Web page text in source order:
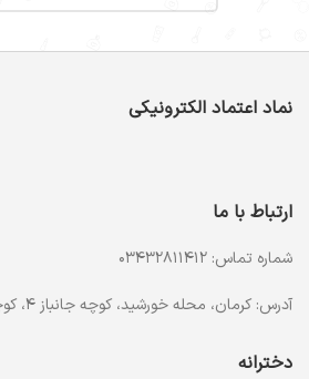
نماد اعتماد الکترونیکی
ارتباط با ما
شماره تماس: 03432811412
آدرس: کرمان، محله خورشید، کوچه جانباز 4، کوچه شرقی 1، جزیره 2، طبقه 1
دخترانه